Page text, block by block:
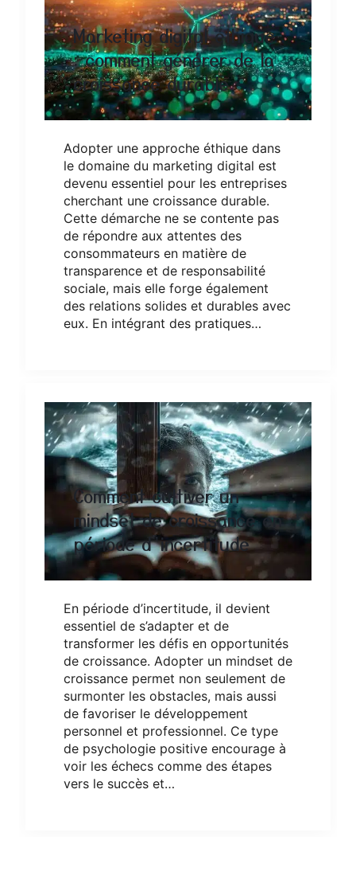
Marketing digital éthique
: comment générer de la
croissance durable
Adopter une approche éthique dans
le domaine du marketing digital est
devenu essentiel pour les entreprises
cherchant une croissance durable.
Cette démarche ne se contente pas
de répondre aux attentes des
consommateurs en matière de
transparence et de responsabilité
sociale, mais elle forge également
des relations solides et durables avec
eux. En intégrant des pratiques…
Comment cultiver un
mindset de croissance en
période d’incertitude
En période d’incertitude, il devient
essentiel de s’adapter et de
transformer les défis en opportunités
de croissance. Adopter un mindset de
croissance permet non seulement de
surmonter les obstacles, mais aussi
de favoriser le développement
personnel et professionnel. Ce type
de psychologie positive encourage à
voir les échecs comme des étapes
vers le succès et…